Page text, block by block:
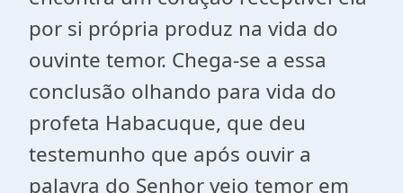
por si própria produz na vida do
ouvinte temor. Chega-se a essa
conclusão olhando para vida do
profeta Habacuque, que deu
testemunho que após ouvir a
palavra do Senhor veio temor em